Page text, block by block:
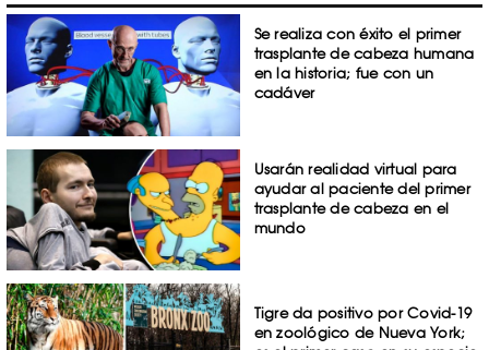
Se realiza con éxito el primer
trasplante de cabeza humana
en la historia; fue con un
cadáver
Usarán realidad virtual para
ayudar al paciente del primer
trasplante de cabeza en el
mundo
Tigre da positivo por Covid-19
en zoológico de Nueva York;